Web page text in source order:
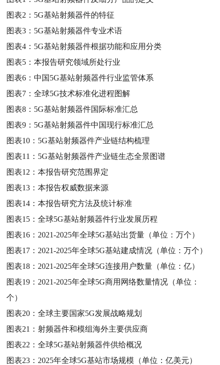
图表2： 5G基站射频器件的特征
图表3： 5G基站射频器件专业术语
图表4： 5G基站射频器件根据功能和应用分类
图表5：本报告研究领域所处行业
图表6：中国5G基站射频器件行业监管体系
图表7：全球5G技术标准化进程图解
图表8： 5G基站射频器件国际标准汇总
图表9： 5G基站射频器件中国现行标准汇总
图表10： 5G基站射频器件产业链结构梳理
图表11： 5G基站射频器件产业链生态全景图谱
图表12：本报告研究范围界定
图表13：本报告权威数据来源
图表14：本报告研究方法及统计标准
图表15：全球5G基站射频器件行业发展历程
图表16： 2021-2025年全球5G基站出货量（单位：万个）
图表17： 2021-2025年全球5G基站建成情况（单位：万个）
图表18： 2021-2025年全球5G连接用户数量（单位：亿）
图表19： 2021-2025年全球5G商用网络数量情况（单位：
个）
图表20：全球主要国家5G发展战略规划
图表21： 射频器件和模组海外主要供应商
图表22：全球5G基站射频器件供给概况
图表23： 2025年全球5G基站市场规模（单位：亿美元）